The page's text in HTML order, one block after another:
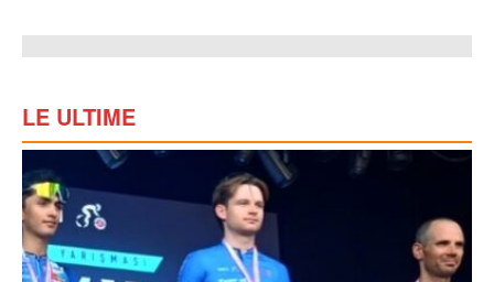
LE ULTIME